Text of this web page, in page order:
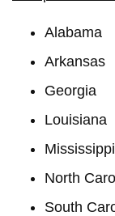
Alabama
Arkansas
Georgia
Louisiana
Mississippi
North
South